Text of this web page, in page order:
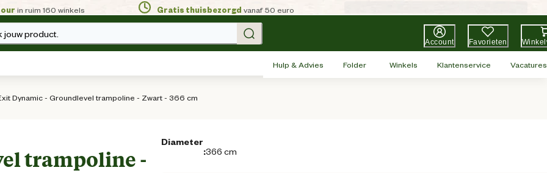
in ruim 160 winkels Gratis thuisbezorgd vanaf 50 euro
jouw product.
Account Favorieten
Hulp & Advies Folder Winkels Klantenservice Vacatures
Dynamic - Groundlevel trampoline - Zwart - 366 cm
trampoline -
Diameter
:366 cm